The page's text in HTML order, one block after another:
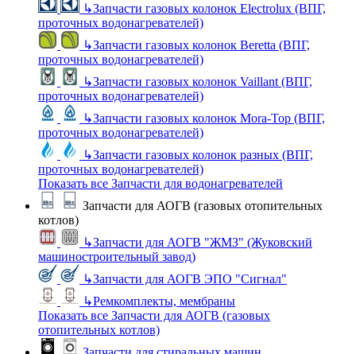
↳Запчасти газовых колонок Electrolux (ВПГ,
проточных водонагревателей)
↳Запчасти газовых колонок Beretta (ВПГ,
проточных водонагревателей)
↳Запчасти газовых колонок Vaillant (ВПГ,
проточных водонагревателей)
↳Запчасти газовых колонок Mora-Top (ВПГ,
проточных водонагревателей)
↳Запчасти газовых колонок разных (ВПГ,
проточных водонагревателей)
Показать все Запчасти для водонагревателей
Запчасти для АОГВ (газовых отопительных
котлов)
↳Запчасти для АОГВ "ЖМЗ" (Жуковский
машиностроительный завод)
↳Запчасти для АОГВ ЭПО "Сигнал"
↳Ремкомплекты, мембраны
Показать все Запчасти для АОГВ (газовых
отопительных котлов)